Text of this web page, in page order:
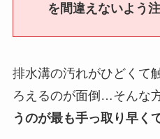
を間違えないよう
排水溝の汚れがひどくて
ろえるのが面倒…そんな方
うのが最も手っ取り早く